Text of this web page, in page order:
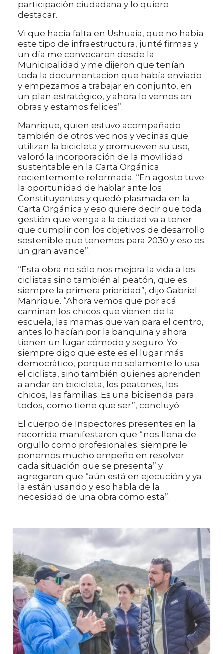
participación ciudadana y lo quiero
destacar.
Vi que hacía falta en Ushuaia, que no había
este tipo de infraestructura, junté firmas y
un día me convocaron desde la
Municipalidad y me dijeron que tenían
toda la documentación que había enviado
y empezamos a trabajar en conjunto, en
un plan estratégico, y ahora lo vemos en
obras y estamos felices”.
Manrique, quien estuvo acompañado
también de otros vecinos y vecinas que
utilizan la bicicleta y promueven su uso,
valoró la incorporación de la movilidad
sustentable en la Carta Orgánica
recientemente reformada. “En agosto tuve
la oportunidad de hablar ante los
Constituyentes y quedó plasmada en la
Carta Orgánica y eso quiere decir que toda
gestión que venga a la ciudad va a tener
que cumplir con los objetivos de desarrollo
sostenible que tenemos para 2030 y eso es
un gran avance”.
“Esta obra no sólo nos mejora la vida a los
ciclistas sino también al peatón, que es
siempre la primera prioridad”, dijo Gabriel
Manrique. “Ahora vemos que por acá
caminan los chicos que vienen de la
escuela, las mamas que van para el centro,
antes lo hacían por la banquina y ahora
tienen un lugar cómodo y seguro. Yo
siempre digo que este es el lugar más
democrático, porque no solamente lo usa
el ciclista, sino también quienes aprenden
a andar en bicicleta, los peatones, los
chicos, las familias. Es una bicisenda para
todos, como tiene que ser”, concluyó.
El cuerpo de Inspectores presentes en la
recorrida manifestaron que “nos llena de
orgullo como profesionales; siempre le
ponemos mucho empeño en resolver
cada situación que se presenta” y
agregaron que “aún está en ejecución y ya
la están usando y eso habla de la
necesidad de una obra como esta”.